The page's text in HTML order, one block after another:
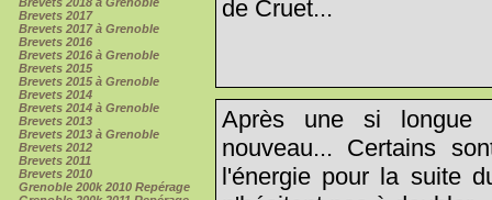
Brevets 2017
Brevets 2017 à Grenoble
Brevets 2016
Brevets 2016 à Grenoble
Brevets 2015
Brevets 2015 à Grenoble
Brevets 2014
Brevets 2014 à Grenoble
Brevets 2013
Brevets 2013 à Grenoble
Brevets 2012
Brevets 2011
Brevets 2010
Grenoble 200k 2010 Repérage
de Cruet...
Après une si longue
nouveau... Certains
l'énergie pour la suite